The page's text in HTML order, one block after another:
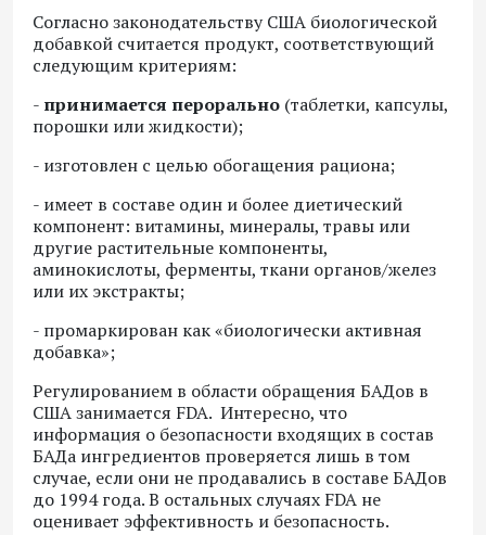
Согласно законодательству США биологической
добавкой считается продукт, соответствующий
следующим критериям:
- принимается перорально (таблетки, капсулы,
порошки или жидкости);
- изготовлен с целью обогащения рациона;
- имеет в составе один и более диетический
компонент: витамины, минералы, травы или
другие растительные компоненты,
аминокислоты, ферменты, ткани органов/желез
или их экстракты;
- промаркирован как «биологически активная
добавка»;
Регулированием в области обращения БАДов в
США занимается FDA. Интересно, что
информация о безопасности входящих в состав
БАДа ингредиентов проверяется лишь в том
случае, если они не продавались в составе БАДов
до 1994 года. В остальных случаях FDA не
оценивает эффективность и безопасность.